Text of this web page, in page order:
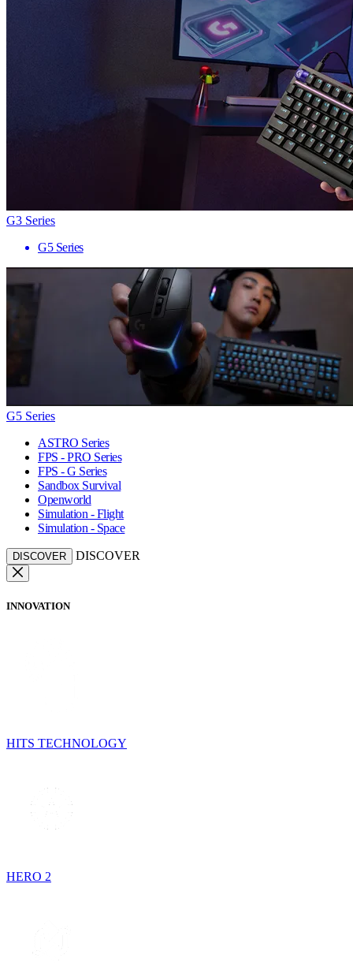
G3 Series
G5 Series
G5 Series
ASTRO Series
FPS - PRO Series
FPS - G Series
Sandbox Survival
Openworld
Simulation - Flight
Simulation - Space
DISCOVER DISCOVER
INNOVATION
HITS TECHNOLOGY
HERO 2